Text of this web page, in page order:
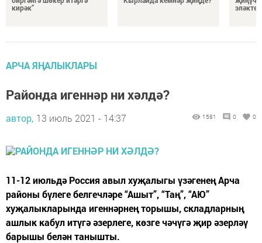
кирәк”
эләкте?
АРЧА ЯҢАЛЫКЛАРЫ
Районда игеннәр ни хәлдә?
автор, 13 июль 2021 - 14:37 1581 0 0
11-12 июльдә Россия авыл хуҗалыгы үзәгенең Арча
районы бүлеге белгечләре “Ашыт”, “Таң”, “АЮ”
хуҗалыкларында игеннәрнең торышы, складларның
ашлык кабул итүгә әзерлеге, көзге чәчүгә җир әзерләү
барышы белән танышты.